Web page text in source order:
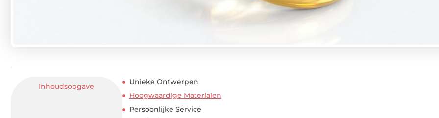
Inhoudsopgave
Unieke Ontwerpen
Hoogwaardige Materialen
Persoonlijke Service